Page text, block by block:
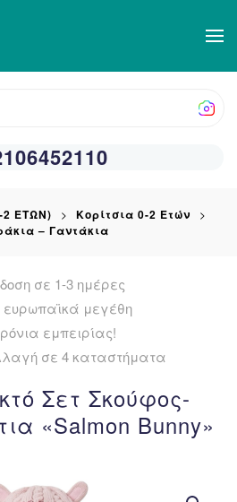
2 ΕΤΩΝ)
Κορίτσια 0-2 Ετών
– Γαντάκια
σε 1-3 ημέρες
μεγέθη
εμπειρίας!
σε 4 καταστήματα
Σετ Σκούφος-
«Salmon Bunny»